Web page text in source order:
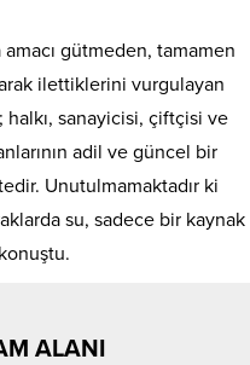
gütmeden, tamamen
ilettiklerini vurgulayan
halkı, sanayicisi, çiftçisi ve
adil ve güncel bir
Unutulmamaktadır ki
su, sadece bir kaynak
ALANI